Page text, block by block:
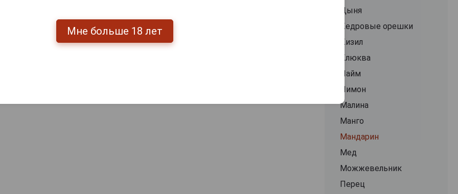
Дыня
Кедровые орешки
Кизил
Клюква
Лайм
Лимон
Малина
Манго
Мандарин
Мед
Можжевельник
Перец
Мне больше 18 лет